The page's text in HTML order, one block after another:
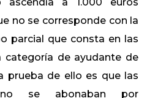
no se corresponde con la
parcial que consta en las
categoría de ayudante de
prueba de ello es que las
no se abonaban por